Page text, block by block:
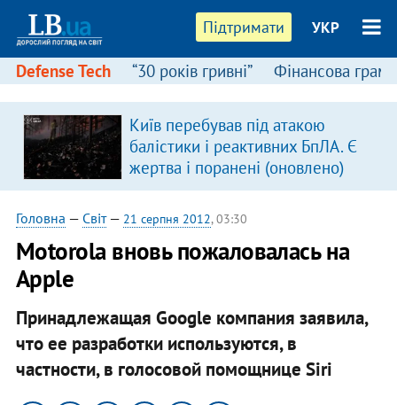
Підтримати УКР
Defense Tech “30 років гривні” Фінансова
Київ перебував під атакою
балістики і реактивних БпЛА. Є
жертва і поранені (оновлено)
Головна — Світ— 21 серпня 2012, 03:30
Motorola вновь пожаловалась на
Apple
Принадлежащая Google компания заявила,
что ее разработки используются, в
частности, в голосовой помощнице Siri